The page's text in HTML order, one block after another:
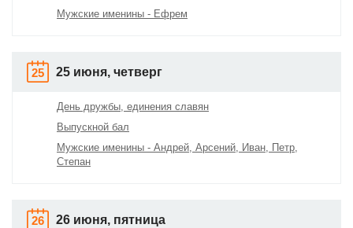
Мужские именины - Ефрем
25 25 июня, четверг
День дружбы, единения славян
Выпускной бал
Мужские именины - Андрей, Арсений, Иван, Петр,
Степан
26 26 июня, пятница